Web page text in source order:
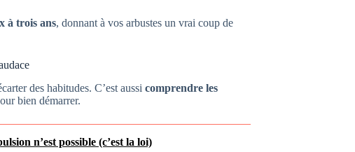
à trois ans, donnant à vos arbustes un vrai coup de
des habitudes. C’est aussi comprendre les
bien démarrer.
n’est possible (c’est la loi)